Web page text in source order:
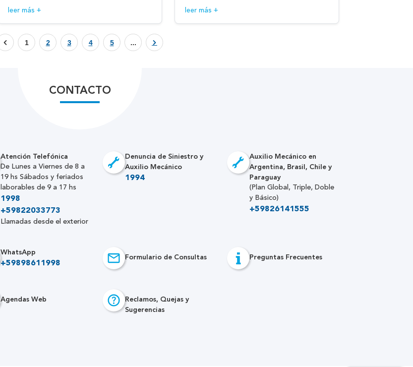
leer más + leer más +
1 2 3 4 5 ...
CONTACTO
Atención Telefónica
De Lunes a Viernes de 8 a
19 hs Sábados y feriados
laborables de 9 a 17 hs
1998
+59822033773
Llamadas desde el exterior
Denuncia de Siniestro y
Auxilio Mecánico
1994
Auxilio Mecánico en
Argentina, Brasil, Chile y
Paraguay
(Plan Global, Triple, Doble
y Básico)
+59826141555
WhatsApp
+59898611998
Formulario de Consultas Preguntas Frecuentes
Agendas Web
Reclamos, Quejas y
Sugerencias